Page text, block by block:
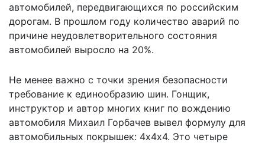
автомобилей, передвигающихся по российским
дорогам. В прошлом году количество аварий по
причине неудовлетворительного состояния
автомобилей выросло на 20%.
Не менее важно с точки зрения безопасности
требование к единообразию шин. Гонщик,
инструктор и автор многих книг по вождению
автомобиля Михаил Горбачев вывел формулу для
автомобильных покрышек: 4х4х4. Это четыре